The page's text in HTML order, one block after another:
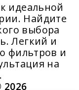
идеальной
Найдите
выбора
Легкий и
фильтров и
на
2026